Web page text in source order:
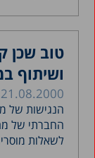
טוב שכן
ושיתוף
21.08.2000
הנגישות של
החברתי של
לשאלות